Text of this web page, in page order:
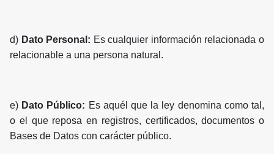
d) Dato Personal: Es cualquier información relacionada o
relacionable a una persona natural.
e) Dato Público: Es aquél que la ley denomina como tal,
o el que reposa en registros, certificados, documentos o
Bases de Datos con carácter público.